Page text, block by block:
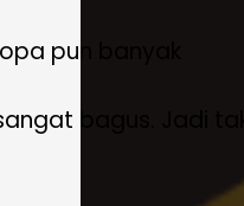
pun banyak
bagus. Jadi